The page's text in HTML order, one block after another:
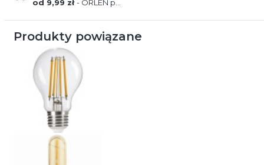
od 9,99 zł- ORLEN paczka
Produkty powiązane